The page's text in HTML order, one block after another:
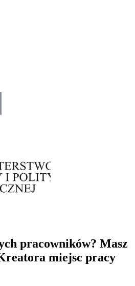
pracowników? Masz
miejsc pracy